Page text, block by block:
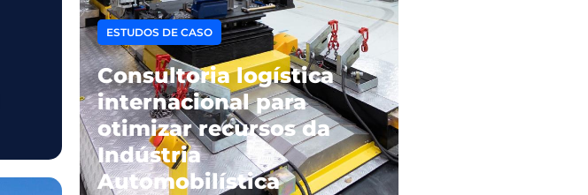
ESTUDOS DE CASO
Consultoria logística
internacional para
otimizar recursos da
Indústria
Automobilística